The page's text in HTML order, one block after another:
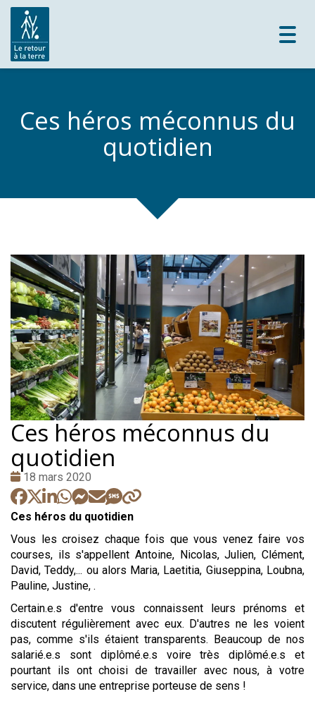
Ces héros méconnus du
quotidien
Ces héros méconnus du
quotidien
Date
:
18 mars 2020
Ces héros du quotidien
Vous les croisez chaque fois que vous venez faire vos
courses, ils s'appellent Antoine, Nicolas, Julien, Clément,
David, Teddy,... ou alors Maria, Laetitia, Giuseppina, Loubna,
Pauline, Justine, .
Certain.e.s d'entre vous connaissent leurs prénoms et
discutent régulièrement avec eux. D'autres ne les voient
pas, comme s'ils étaient transparents. Beaucoup de nos
salarié.e.s sont diplômé.e.s voire très diplômé.e.s et
pourtant ils ont choisi de travailler avec nous, à votre
service, dans une entreprise porteuse de sens !